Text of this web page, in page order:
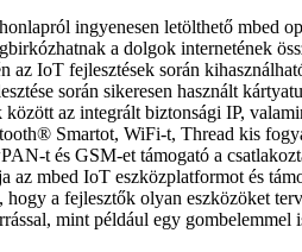
honlapról ingyenesen letölthető mbed
a dolgok internetének
az IoT fejlesztések során
során sikeresen használt
az integrált biztonsági IP,
Smartot, WiFi-t, Thread kis
t és GSM-et támogató a
az mbed IoT eszközplatformot és
a fejlesztők olyan eszközöket
mint például egy gombelemmel